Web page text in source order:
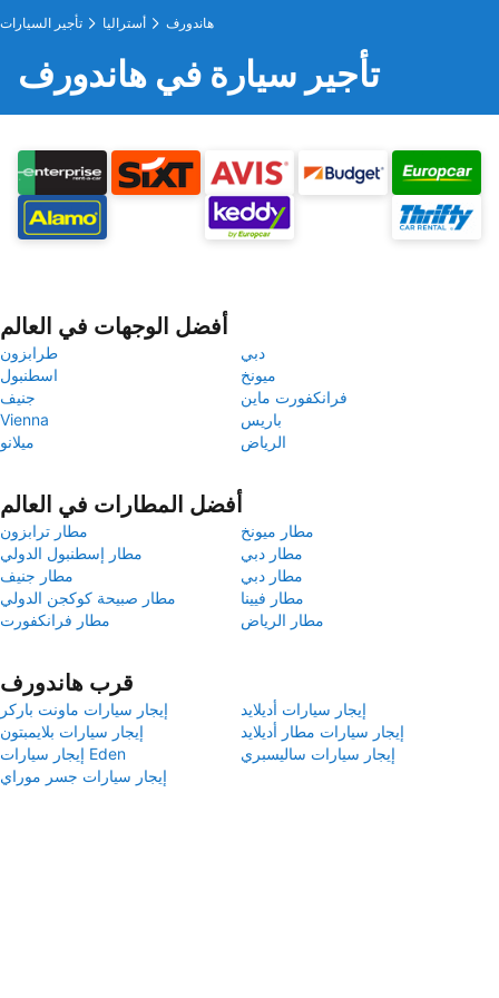
تأجير السيارات أستراليا هاندورف
تأجير سيارة في هاندورف
أفضل الوجهات في العالم
طرابزون
دبي
اسطنبول
ميونخ
جنيف
فرانكفورت ماين
Vienna
باريس
ميلانو
الرياض
أفضل المطارات في العالم
مطار ترابزون
مطار ميونخ
مطار إسطنبول الدولي
مطار دبي
مطار جنيف
مطار دبي
مطار صبيحة كوكجن الدولي
مطار فيينا
مطار فرانكفورت
مطار الرياض
قرب هاندورف
إيجار سيارات ماونت باركر
إيجار سيارات أديلايد
إيجار سيارات بلايمبتون
إيجار سيارات مطار أديلايد
إيجار سيارات Eden
إيجار سيارات ساليسبري
إيجار سيارات جسر موراي